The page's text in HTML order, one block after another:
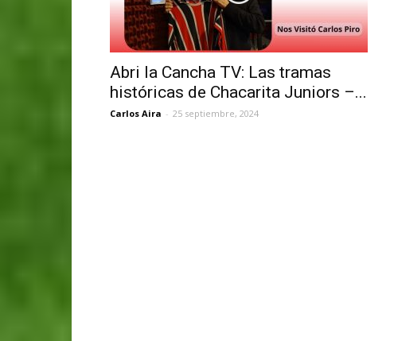
Abri la Cancha TV: Las tramas
históricas de Chacarita Juniors –...
Carlos Aira - 25 septiembre, 2024